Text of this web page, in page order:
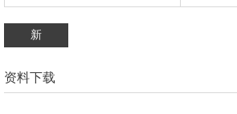
新
资料下载